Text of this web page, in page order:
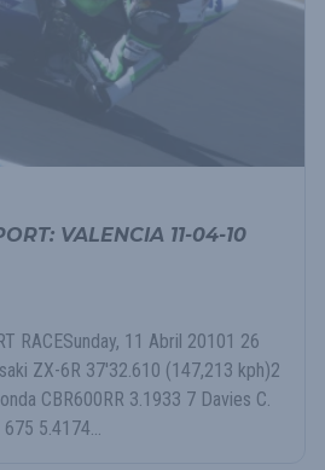
VALENCIA 11-04-10
RACESunday, 11 Abril 20101 26
ZX-6R 37'32.610 (147,213 kph)2
CBR600RR 3.1933 7 Davies C.
5.4174...